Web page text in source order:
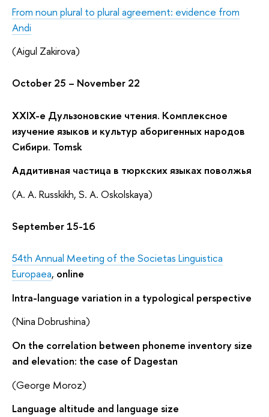
From noun plural to plural agreement: evidence from
Andi
(Aigul Zakirova)
October 25 – November 22
XXIX-е Дульзоновские чтения. Комплексное
изучение языков и культур аборигенных народов
Сибири. Tomsk
Аддитивная частица в тюркских языках поволжья
(A. A. Russkikh, S. A. Oskolskaya)
September 15-16
54th Annual Meeting of the Societas Linguistica
Europaea, online
Intra-language variation in a typological perspective
(Nina Dobrushina)
On the correlation between phoneme inventory size
and elevation: the case of Dagestan
(George Moroz)
Language altitude and language size